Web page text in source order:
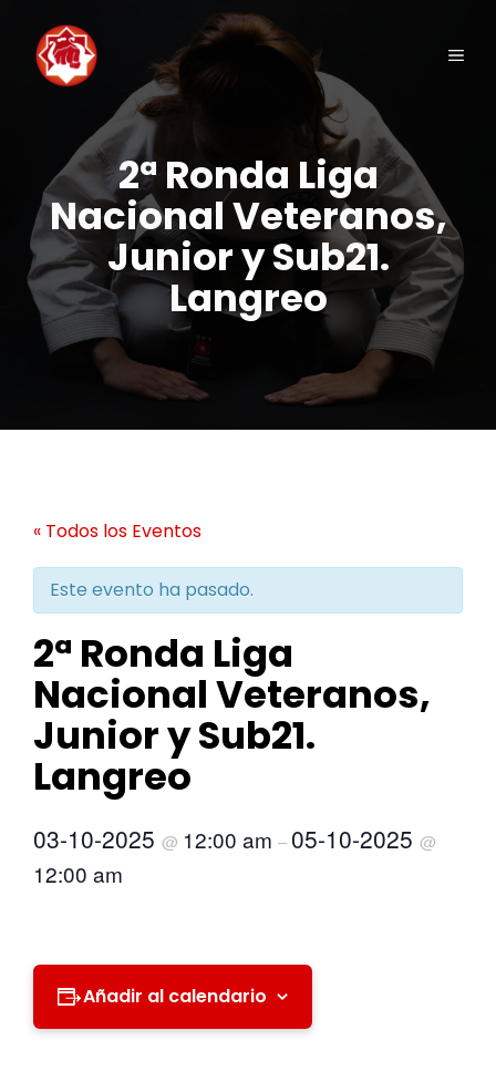
contenido
2ª Ronda Liga
Nacional Veteranos,
Junior y Sub21.
Langreo
« Todos los Eventos
Este evento ha pasado.
2ª Ronda Liga
Nacional Veteranos,
Junior y Sub21.
Langreo
03-10-2025 @ 12:00 am – 05-10-2025 @
12:00 am
Añadir al calendario